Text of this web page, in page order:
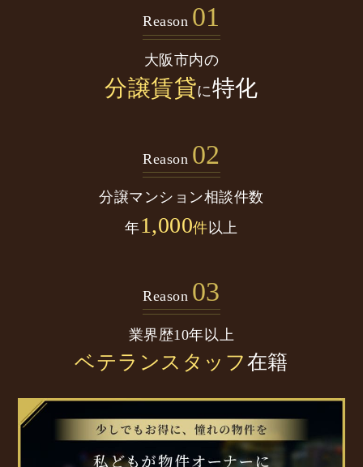
Reason 01
大阪市内の
分譲賃貸に特化
Reason 02
分譲マンション相談件数
年1,000件以上
Reason 03
業界歴10年以上
ベテランスタッフ在籍